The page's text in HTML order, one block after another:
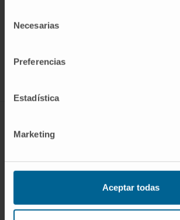
Necesarias
Preferencias
Estadística
Marketing
Aceptar todas
Síguenos
Campus de la Universidad de Navarra